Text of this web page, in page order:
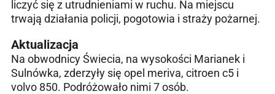
liczyć się z utrudnieniami w ruchu. Na miejscu
trwają działania policji, pogotowia i straży pożarnej.
Aktualizacja
Na obwodnicy Świecia, na wysokości Marianek i
Sulnówka, zderzyły się opel meriva, citroen c5 i
volvo 850. Podróżowało nimi 7 osób.